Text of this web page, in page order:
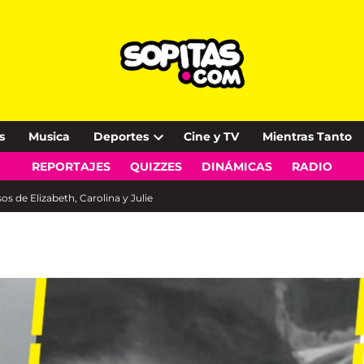
Musica Deportes
Open
dropdown
Cine y TV Mientras Tanto
REPORTAJES QUIZZES DINÁMICAS RADIO
de Elizabeth, Carolina y Julie